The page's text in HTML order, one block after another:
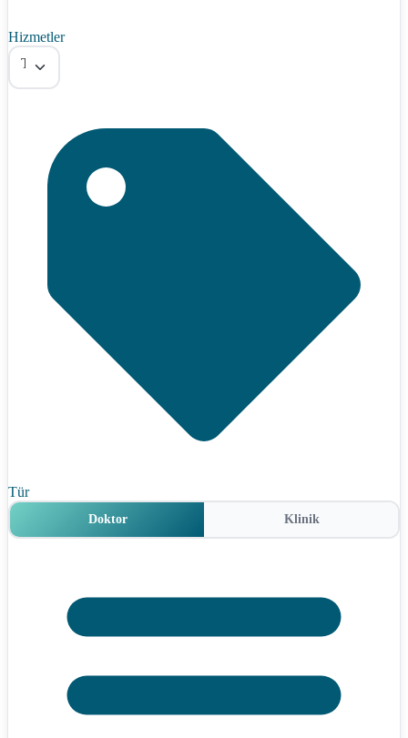
Hizmetler
Tümü
Tür
Doktor Klinik